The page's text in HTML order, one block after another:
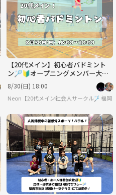
【20代メイン】初心者バドミント
ン🏸🔰オープニングメンバー大募
集中✨
8/30(日) 18:00
Neon【20代メイン社会人サークル🏸】福岡